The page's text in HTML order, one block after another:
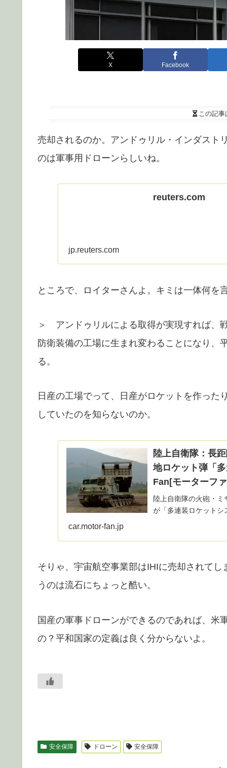
X Facebook
この記事
売却されるのか。アンドゥリル・インダスト
のは軍事用ドローンらしいね。
reuters.com
jp.reuters.com
ところで、ロイターさんよ。キミは一体何を
＞ アンドゥリルによる取得が実現すれば、
防衛装備の工場に生まれ変わることになり、
る。
日産の工場でって、日産がロケットを作っ
していたのを知らないのか。
陸上自衛隊：長
地ロケット弾「
Fan[モーターフ
陸上自衛隊の火砲・ミ
が「多連装ロケットシ
car.motor-fan.jp
そりゃ、宇宙航空事業部はIHIに売却されて
うのは流石にちょっと酷い。
国産の軍事ドローンができるのであれば、米
の？平和国家の定義は良く分からないよ。
安全保障 ドローン 安全保障